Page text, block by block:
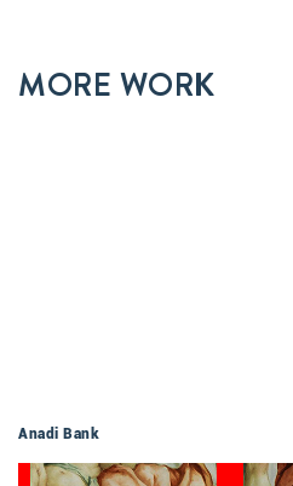
MORE WORK
Anadi Bank